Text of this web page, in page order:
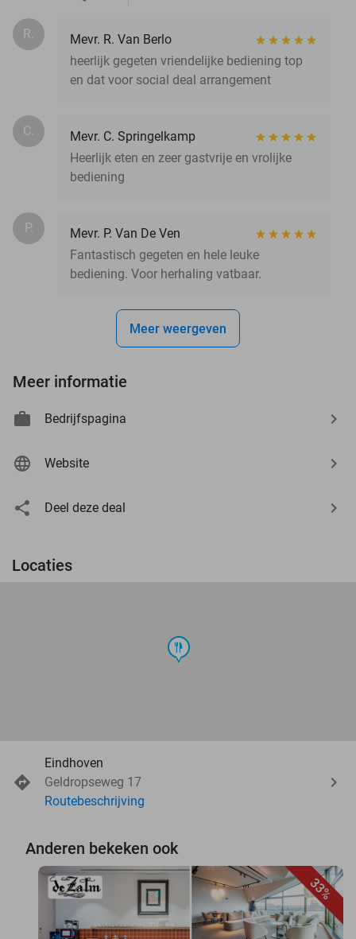
R.
Mevr. R. Van Berlo
heerlijk gegeten vriendelijke bediening top
en dat voor social deal arrangement
C.
Mevr. C. Springelkamp
Heerlijk eten en zeer gastvrije en vrolijke
bediening
P.
Mevr. P. Van De Ven
Fantastisch gegeten en hele leuke
bediening. Voor herhaling vatbaar.
Meer weergeven
Meer informatie
Bedrijfspagina
Website
Deel deze deal
Locaties
food
Eindhoven
Geldropseweg 17
Routebeschrijving
Anderen bekeken ook
33%